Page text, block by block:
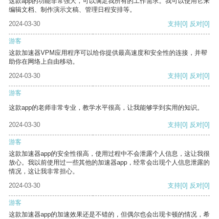
编辑文档、制作演示文稿、管理日程安排等。
2024-03-30
支持[0] 反对[0]
游客
这款加速器VPM应用程序可以给你提供最高速度和安全性的连接，并帮
助你在网络上自由移动。
2024-03-30
支持[0] 反对[0]
游客
这款app的老师非常专业，教学水平很高，让我能够学到实用的知识。
2024-03-30 支持[0] 反对[0]
游客
这款加速器app的安全性很高，使用过程中不会泄露个人信息，这让我很
放心。我以前使用过一些其他的加速器app，经常会出现个人信息泄露的
情况，这让我非常担心。
2024-03-30
支持[0] 反对[0]
游客
这款加速器app的加速效果还是不错的，但偶尔也会出现卡顿的情况，希